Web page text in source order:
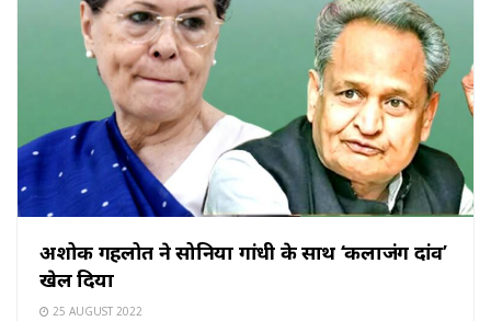
अशोक गहलोत ने सोनिया गांधी के साथ ‘कलाजंग दांव’
खेल दिया
25 AUGUST 2022